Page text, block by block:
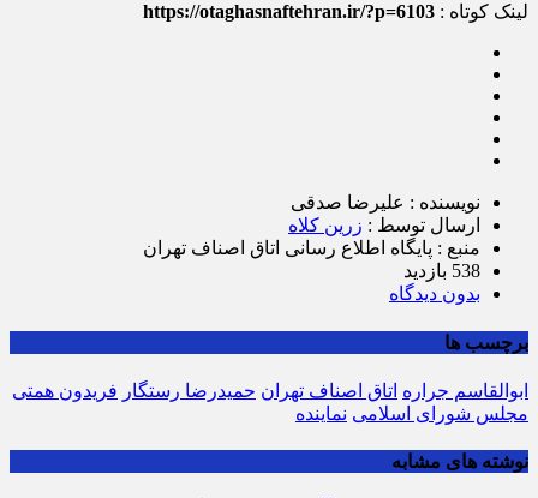
لینک کوتاه : https://otaghasnaftehran.ir/?p=6103
نویسنده : علیرضا صدقی
ارسال توسط : زرین کلاه
منبع : پایگاه اطلاع رسانی اتاق اصناف تهران
538 بازدید
بدون دیدگاه
برچسب ها
ابوالقاسم جراره اتاق اصناف تهران حمیدرضا رستگار فریدون همتی
مجلس شورای اسلامی نماینده
نوشته های مشابه